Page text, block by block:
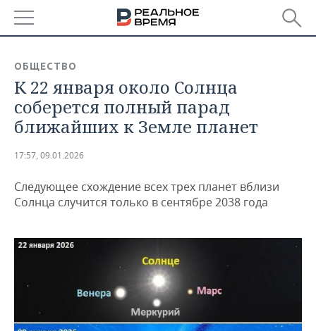
БАШКОРТОСТАН
ТАТАРСТАН
НОВОСТИ
АНАЛИТИКА
ДЕКЛАРАЦИИ О ДОХОДАХ
КОРОЛИ ГОСЗАКАЗА ПФО
ВУЗЫ ТАТАРСТАНА
ТОРГОВЫЕ ЦЕНТРЫ
ТАТАРСТАНА
НОВОСТИ ЭКОНОМИКИ
ФИНАНСЫ
БАНКИ
ИНВЕСТИЦИИ
ПРОМЫШЛЕННОСТЬ
НОВОСТИ
МАШИНОСТРОЕНИЕ
НЕФТЕХИМИЯ
НЕДВИЖИМОСТЬ
НОВОСТИ НЕДВИЖИМОСТИ
АВТО
НОВОСТИ БИЗНЕСА
ТЕХНОЛОГИИ
ОБЩЕСТВО
К 22 января около Солнца
соберется полный парад
ближайших к Земле планет
17:57, 09.01.2026
Следующее схождение всех трех планет вблизи
Солнца случится только в сентябре 2038 года